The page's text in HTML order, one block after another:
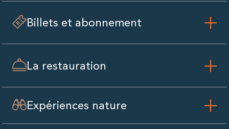
Billets et abonnement
La restauration
Expériences nature